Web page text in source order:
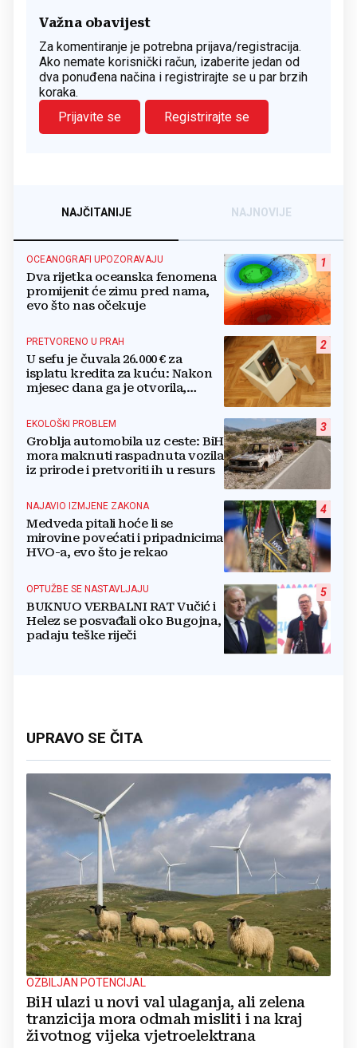
Važna obavijest
Za komentiranje je potrebna prijava/registracija.
Ako nemate korisnički račun, izaberite jedan od
dva ponuđena načina i registrirajte se u par brzih
koraka.
Prijavite se
Registrirajte se
NAJČITANIJE NAJNOVIJE
1
OCEANOGRAFI UPOZORAVAJU
Dva rijetka oceanska fenomena
promijenit će zimu pred nama,
evo što nas očekuje
2
PRETVORENO U PRAH
U sefu je čuvala 26.000 € za
isplatu kredita za kuću: Nakon
mjesec dana ga je otvorila,
3
EKOLOŠKI PROBLEM
Groblja automobila uz ceste: BiH
mora maknuti raspadnuta vozila
iz prirode i pretvoriti ih u resurs
4
NAJAVIO IZMJENE ZAKONA
Medveda pitali hoće li se
mirovine povećati i pripadnicima
HVO-a, evo što je rekao
5
OPTUŽBE SE NASTAVLJAJU
BUKNUO VERBALNI RAT Vučić i
Helez se posvađali oko Bugojna,
padaju teške riječi
UPRAVO SE ČITA
OZBILJAN POTENCIJAL
BiH ulazi u novi val ulaganja, ali zelena
tranzicija mora odmah misliti i na kraj
životnog vijeka vjetroelektrana